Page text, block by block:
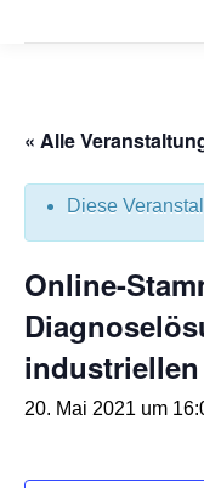
« Alle
Diese
Online-
20. Mai 2021 um